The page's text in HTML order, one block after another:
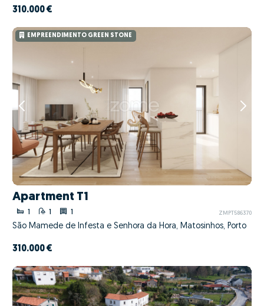
310.000 €
EMPREENDIMENTO GREEN STONE
Apartment T1
1 1 1 ZMPT586370
São Mamede de Infesta e Senhora da Hora, Matosinhos, Porto
310.000 €